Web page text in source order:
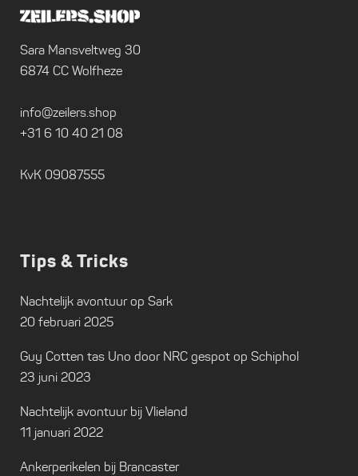
Sara Mansveltweg 30
6874 CC Wolfheze
info@zeilers.shop
+31 6 10 40 21 08
KvK 09087555
Tips & Tricks
Nachtelijk avontuur op Sark
20 februari 2025
Guy Cotten tas Uno door NRC gespot op Schiphol
23 juni 2023
Nachtelijk avontuur bij Vlieland
11 januari 2022
Ankerperikelen bij Brancaster